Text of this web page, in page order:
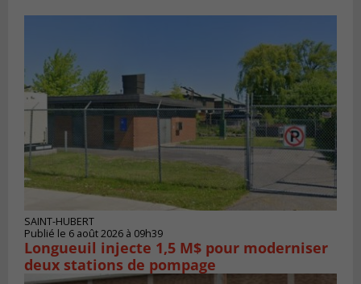
SAINT-HUBERT
Publié le 6 août 2026 à 09h39
Longueuil injecte 1,5 M$ pour moderniser
deux stations de pompage